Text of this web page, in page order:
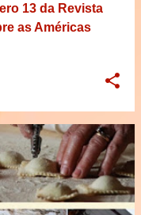
13 da Revista
as Américas